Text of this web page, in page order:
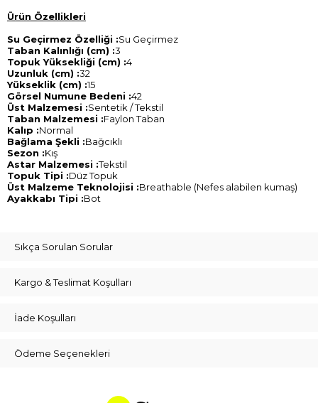
Ürün Özellikleri
Su Geçirmez Özelliği :Su Geçirmez
Taban Kalınlığı (cm) :3
Topuk Yüksekliği (cm) :4
Uzunluk (cm) :32
Yükseklik (cm) :15
Görsel Numune Bedeni :42
Üst Malzemesi :Sentetik / Tekstil
Taban Malzemesi :Faylon Taban
Kalıp :Normal
Bağlama Şekli :Bağcıklı
Sezon :Kış
Astar Malzemesi :Tekstil
Topuk Tipi :Düz Topuk
Üst Malzeme Teknolojisi :Breathable (Nefes alabilen kumaş)
Ayakkabı Tipi :Bot
Sıkça Sorulan Sorular
Kargo & Teslimat Koşulları
İade Koşulları
Ödeme Seçenekleri